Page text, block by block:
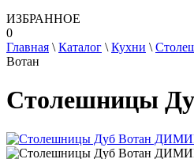
ИЗБРАННОЕ
0
Главная \ Каталог \ Кухни \
Вотан
Столешницы